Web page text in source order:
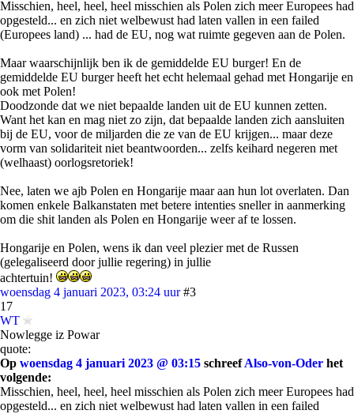
Misschien, heel, heel, heel misschien als Polen zich meer Europees had
opgesteld... en zich niet welbewust had laten vallen in een failed
(Europees land) ... had de EU, nog wat ruimte gegeven aan de Polen.
Maar waarschijnlijk ben ik de gemiddelde EU burger! En de
gemiddelde EU burger heeft het echt helemaal gehad met Hongarije en
ook met Polen!
Doodzonde dat we niet bepaalde landen uit de EU kunnen zetten.
Want het kan en mag niet zo zijn, dat bepaalde landen zich aansluiten
bij de EU, voor de miljarden die ze van de EU krijgen... maar deze
vorm van solidariteit niet beantwoorden... zelfs keihard negeren met
(welhaast) oorlogsretoriek!
Nee, laten we ajb Polen en Hongarije maar aan hun lot overlaten. Dan
komen enkele Balkanstaten met betere intenties sneller in aanmerking
om die shit landen als Polen en Hongarije weer af te lossen.
Hongarije en Polen, wens ik dan veel plezier met de Russen
(gelegaliseerd door jullie regering) in jullie
achtertuin!
woensdag 4 januari 2023, 03:24 uur #3
17
WT
Nowlegge iz Powar
quote:
Op woensdag 4 januari 2023 @ 03:15 schreefAlso-von-Oder het
volgende:
Misschien, heel, heel, heel misschien als Polen zich meer Europees had
opgesteld... en zich niet welbewust had laten vallen in een failed